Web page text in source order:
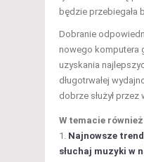
będzie przebiegała
Dobranie
nowego komputera
uzyskania
długotrwałej
dobrze służył przez
W temacie
Najnowsze
słuchaj muzyki w